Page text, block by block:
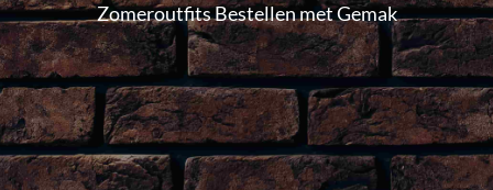
Zomeroutfits Bestellen met Gemak